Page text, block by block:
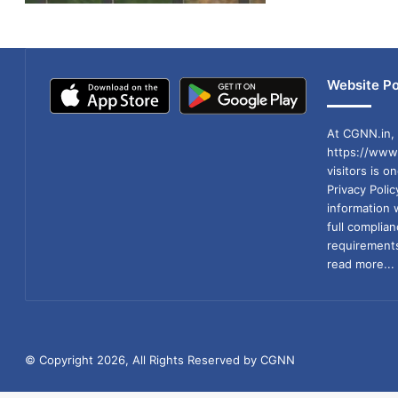
Website
At
https://
visitors is
Privacy
information
full
read more...
© Copyright 2026, All Rights Reserved by CGNN